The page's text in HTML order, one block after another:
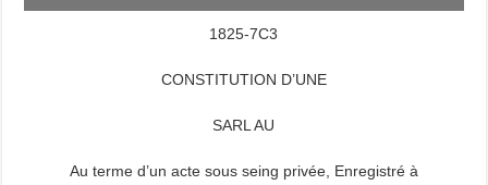
1825-7C3
CONSTITUTION D’UNE
SARL AU
Au terme d’un acte sous seing privée, Enregistré à